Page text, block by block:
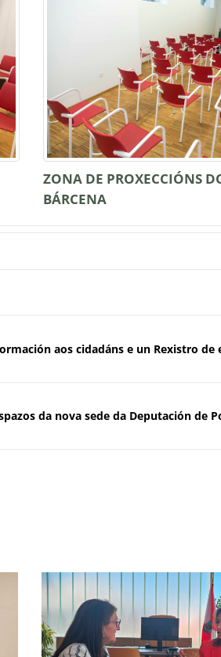
ZONA DE PROXECCIÓNS
BÁRCENA
aos cidadáns e un Rexistro de
da nova sede da Deputación de